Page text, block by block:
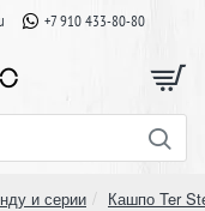
+7 910 433-80-80
и серии Кашпо Ter